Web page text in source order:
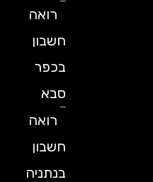
רואה
חשבון
בכפר
רואה
חשבון
בנתניה